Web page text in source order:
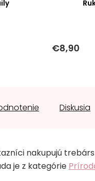
€8,90
Diskusia
nakupujú
je z kategórie